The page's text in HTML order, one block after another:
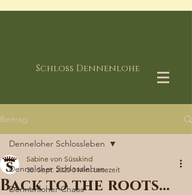
Schloss Dennenlohe
Beitrag
Denneloher Schlossleben
Dennenloher Chaos
Denneloher Schlossleben
Back to the roots…
Sabine von Süsskind
30. Sept. 2020 3 Min. Lesezeit